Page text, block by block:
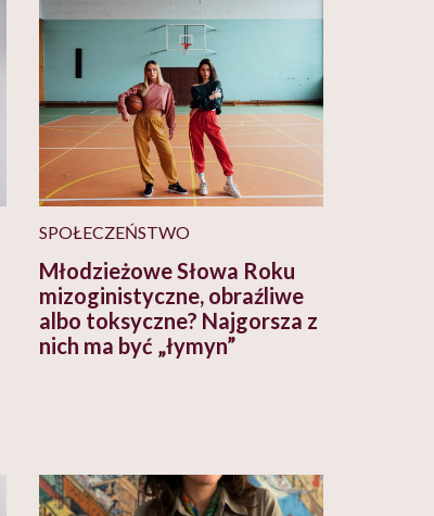
SPOŁECZEŃSTWO
Młodzieżowe Słowa Roku
mizoginistyczne, obraźliwe
albo toksyczne? Najgorsza z
nich ma być „łymyn”